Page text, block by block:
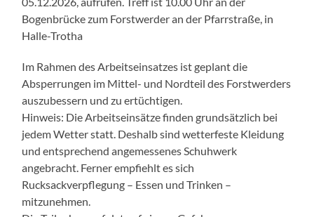
Bogenbrücke zum Forstwerder an der Pfarrstraße, in
Halle-Trotha
Im Rahmen des Arbeitseinsatzes ist geplant die
Absperrungen im Mittel- und Nordteil des Forstwerders
auszubessern und zu ertüchtigen.
Hinweis: Die Arbeitseinsätze finden grundsätzlich bei
jedem Wetter statt. Deshalb sind wetterfeste Kleidung
und entsprechend angemessenes Schuhwerk
angebracht. Ferner empfiehlt es sich
Rucksackverpflegung – Essen und Trinken –
mitzunehmen.